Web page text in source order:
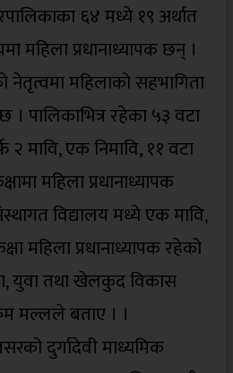
६४ मध्ये १९ अर्थात
महिला प्रधानाध्यापक छन् ।
नेतृत्वमा महिलाको सहभागिता
। पालिकाभित्र रहेका ५३ वटा
२ मावि, एक निमावि, ११ वटा
महिला प्रधानाध्यापक
विद्यालय मध्ये एक मावि,
महिला प्रधानाध्यापक रहेको
युवा तथा खेलकुद विकास
मल्लले बताए । ।
दुर्गादेवी माध्यमिक